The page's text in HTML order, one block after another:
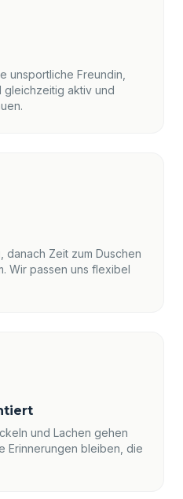
unsportliche Freundin,
aktiv und
danach Zeit zum Duschen
Wir passen uns flexibel
und Lachen gehen
Erinnerungen bleiben, die